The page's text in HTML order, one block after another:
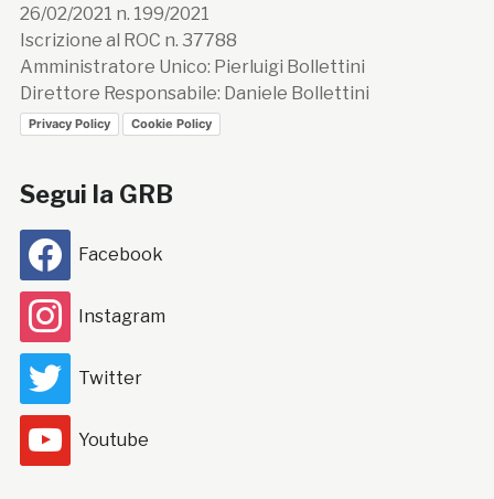
26/02/2021 n. 199/2021
Iscrizione al ROC n. 37788
Amministratore Unico: Pierluigi Bollettini
Direttore Responsabile: Daniele Bollettini
Privacy Policy Cookie Policy
Segui la GRB
Facebook
Instagram
Twitter
Youtube